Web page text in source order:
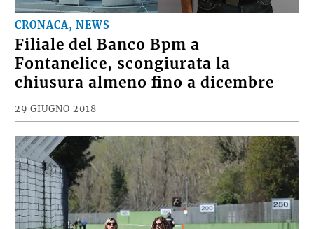
CRONACA, NEWS
Filiale del Banco Bpm a
Fontanelice, scongiurata la
chiusura almeno ﬁno a dicembre
29 GIUGNO 2018